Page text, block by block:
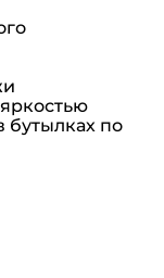
бутылках по